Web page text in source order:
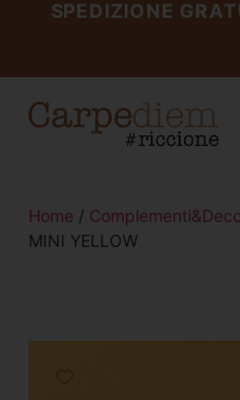
SPEDIZIONE
Home /
MINI YELLOW